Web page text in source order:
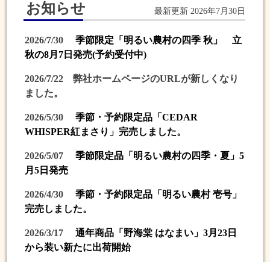
お知らせ 最新更新 2026年7月30日
2026/7/30
季節限定「明るい農村の四季 秋」 立
秋の8月7日発売(予約受付中)
2026/7/22 弊社ホームページのURLが新しくなり
ました。
2026/5/30
季節・予約限定品「CEDAR
WHISPER紅まさり」完売しました。
2026/5/07
季節限定品「明るい農村の四季・夏」5
月5日発売
2026/4/30
季節・予約限定品「明るい農村 壱号」
完売しました。
2026/3/17
通年商品「野海棠 はなまい」3月23日
から装い新たに出荷開始